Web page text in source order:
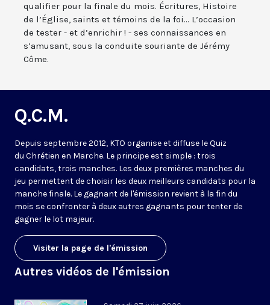
qualifier pour la finale du mois. Écritures, Histoire
de l’Église, saints et témoins de la foi... L’occasion
de tester - et d’enrichir ! - ses connaissances en
s’amusant, sous la conduite souriante de Jérémy
Côme.
Q.C.M.
Depuis septembre 2012, KTO organise et diffuse le Quiz
du Chrétien en Marche. Le principe est simple : trois
candidats, trois manches. Les deux premières manches du
jeu permettent de choisir les deux meilleurs candidats pour la
manche finale. Le gagnant de l'émission revient à la fin du
mois se confronter à deux autres gagnants pour tenter de
gagner le lot majeur.
Visiter la page de l'émission
Autres vidéos de l'émission